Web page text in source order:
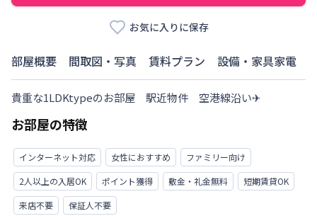
お気に入りに保存
部屋概要 間取図・写真 賃料プラン 設備・家具家電
貴重な1LDKtypeのお部屋　駅近物件　空港線沿い✈
お部屋の特徴
インターネット対応 女性におすすめ
ファミリー向け
2人以上の入居OK
ポイント獲得 敷金・礼金無料
短期賃貸OK
来店不要
保証人不要